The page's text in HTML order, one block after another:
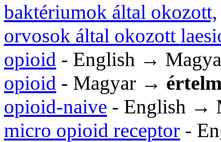
baktériumok által okozott,
orvosok által okozott
opioid - English →
opioid - Magyar →
opioid-naive - English →
micro opioid receptor -